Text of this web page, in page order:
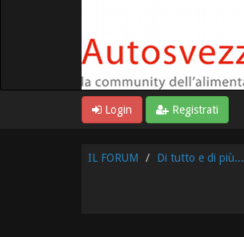
Login Registrati
IL FORUM Di tutto e di più...